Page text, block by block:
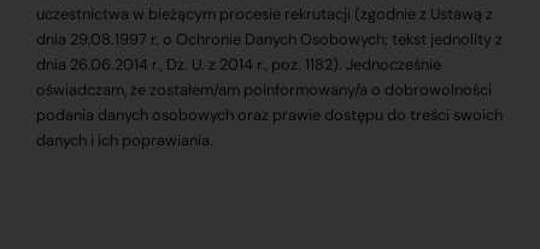
uczestnictwa w bieżącym procesie rekrutacji (zgodnie z Ustawą z
dnia 29.08.1997 r. o Ochronie Danych Osobowych; tekst jednolity z
dnia 26.06.2014 r., Dz. U. z 2014 r., poz. 1182). Jednocześnie
oświadczam, że zostałem/am poinformowany/a o dobrowolności
podania danych osobowych oraz prawie dostępu do treści swoich
danych i ich poprawiania.